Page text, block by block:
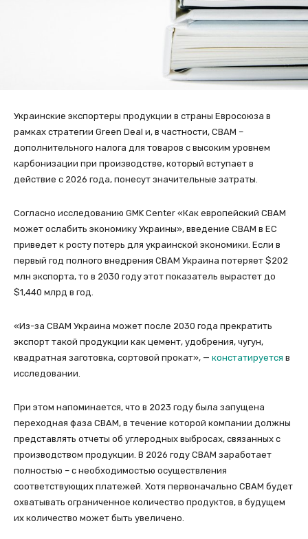
Украинские экспортеры продукции в страны Евросоюза в
рамках стратегии Green Deal и, в частности, CBAM –
дополнительного налога для товаров с высоким уровнем
карбонизации при производстве, который вступает в
действие с 2026 года, понесут значительные затраты.
Согласно исследованию GMK Center «Как европейский СВАМ
может ослабить экономику Украины», введение СBAM в ЕС
приведет к росту потерь для украинской экономики. Если в
первый год полного внедрения CBAM Украина потеряет $202
млн экспорта, то в 2030 году этот показатель вырастет до
$1,440 млрд в год.
«Из-за CBAM Украина может после 2030 года прекратить
экспорт такой продукции как цемент, удобрения, чугун,
квадратная заготовка, сортовой прокат», — констатируется в
исследовании.
При этом напоминается, что в 2023 году была запущена
переходная фаза CBAM, в течение которой компании должны
представлять отчеты об углеродных выбросах, связанных с
производством продукции. В 2026 году CBAM заработает
полностью – с необходимостью осуществления
соответствующих платежей. Хотя первоначально CBAM будет
охватывать ограниченное количество продуктов, в будущем
их количество может быть увеличено.